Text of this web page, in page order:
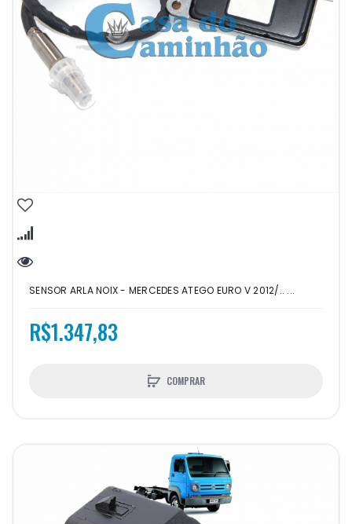
SENSOR ARLA NOIX - MERCEDES ATEGO EURO V 2012/.. ...
R$1.347,83
COMPRAR